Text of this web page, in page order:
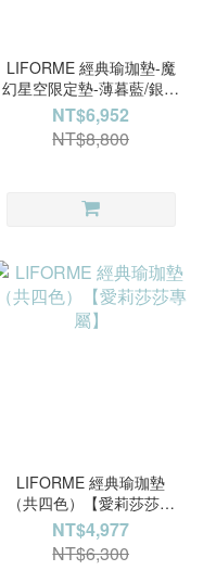
LIFORME 經典瑜珈墊-魔
幻星空限定墊-薄暮藍/銀河
【愛莉莎莎專屬】
NT$6,952
NT$8,800
LIFORME 經典瑜珈墊
（共四色）【愛莉莎莎專
屬】
NT$4,977
NT$6,300